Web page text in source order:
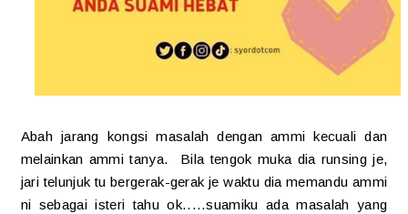
Abah jarang kongsi masalah dengan ammi kecuali dan
melainkan ammi tanya. Bila tengok muka dia runsing je,
jari telunjuk tu bergerak-gerak je waktu dia memandu ammi
ni sebagai isteri tahu ok.....suamiku ada masalah yang